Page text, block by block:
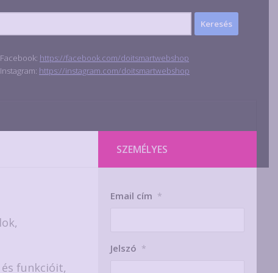
Facebook: https://facebook.com/doitsmartwebshop
Instagram: https://instagram.com/doitsmartwebshop
funkcióit,
SZEMÉLYES
Email cím *
Jelszó *